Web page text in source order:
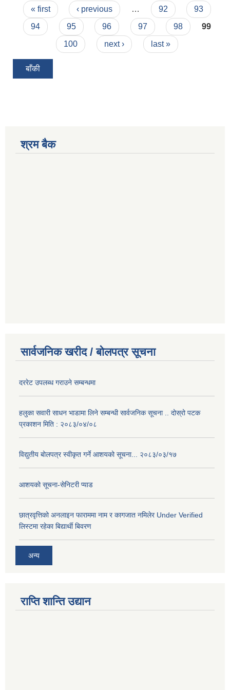
Pages
« first ‹ previous … 92
93
94
95 96 97 98
99
100
next › last »
बाँकी
श्रम बैक
सार्वजनिक खरीद / बोलपत्र सूचना
दररेट उपलब्ध गराउने सम्बन्धमा
हलुका सवारी साधन भाडामा लिने सम्बन्धी सार्वजनिक सूचना .. दोस्रो पटक
प्रकाशन मिति : २०८३/०४/०८
विद्युतीय बोलपत्र स्वीकृत गर्ने आशयको सूचना... २०८३/०३/१७
आशयको सूचना-सेनिटरी प्याड
छात्रवृत्तिको अनलाइन फाराममा नाम र कागजात नमिलेर Under Verified
लिस्टमा रहेका बिद्यार्थी बिवरण
अन्य
राप्ति शान्ति उद्यान